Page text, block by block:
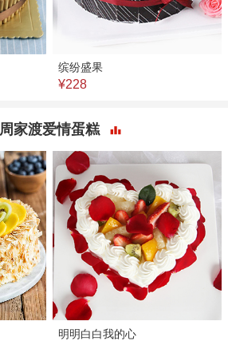
缤纷盛果
¥228
周家渡爱情蛋糕
明明白白我的心